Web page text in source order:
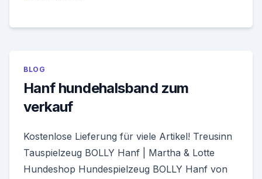
BLOG
Hanf hundehalsband zum
verkauf
Kostenlose Lieferung für viele Artikel! Treusinn
Tauspielzeug BOLLY Hanf | Martha & Lotte
Hundeshop Hundespielzeug BOLLY Hanf von